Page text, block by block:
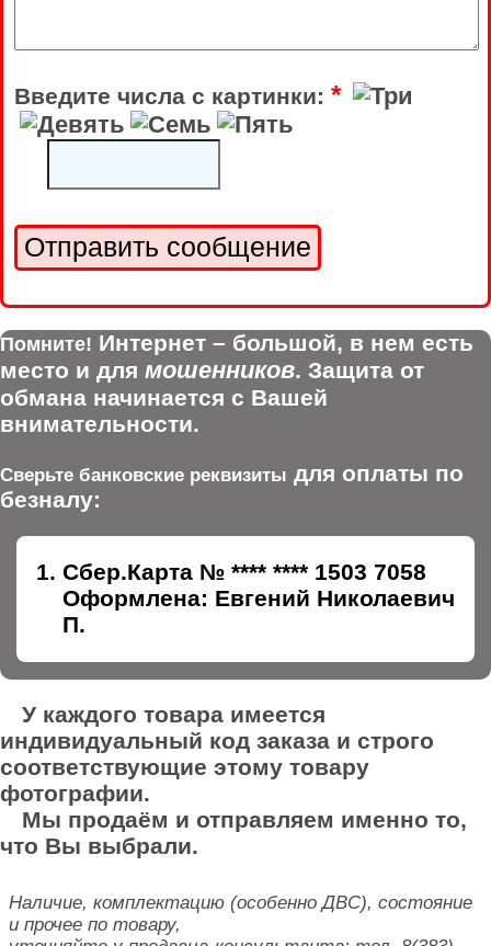
Введите числа с картинки: *
Помните! Интернет – большой, в нем есть
место и для мошенников. Защита от
обмана начинается с Вашей
внимательности.
Сверьте банковские реквизиты для оплаты по
безналу:
Сбер.Карта № **** **** 1503 7058
Оформлена: Евгений Николаевич
П.
У каждого товара имеется
индивидуальный код заказа и строго
соответствующие этому товару
фотографии.
Мы продаём и отправляем именно то,
что Вы выбрали.
Наличие, комплектацию (особенно ДВС), состояние
и прочее по товару,